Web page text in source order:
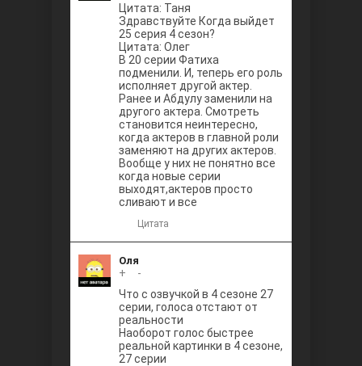
Цитата: Таня
Здравствуйте Когда выйдет
25 серия 4 сезон?
Цитата: Олег
В 20 серии Фатиха
подменили. И, теперь его роль
исполняет другой актер.
Ранее и Абдулу заменили на
другого актера. Смотреть
становится неинтересно,
когда актеров в главной роли
заменяют на других актеров.
Вообще у них не понятно все
когда новые серии
выходят,актеров просто
сливают и все
Цитата
Оля
+
-
Что с озвучкой в 4 сезоне 27
серии, голоса отстают от
реальности
Наоборот голос быстрее
реальной картинки в 4 сезоне,
27 серии